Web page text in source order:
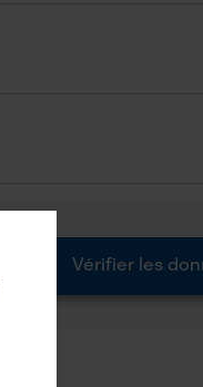
Vérifier les